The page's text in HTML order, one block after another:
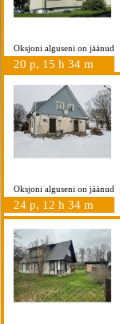
Oksjoni alguseni on jäänud
20 p, 15 h 34 m
Oksjoni alguseni on jäänud
24 p, 12 h 34 m